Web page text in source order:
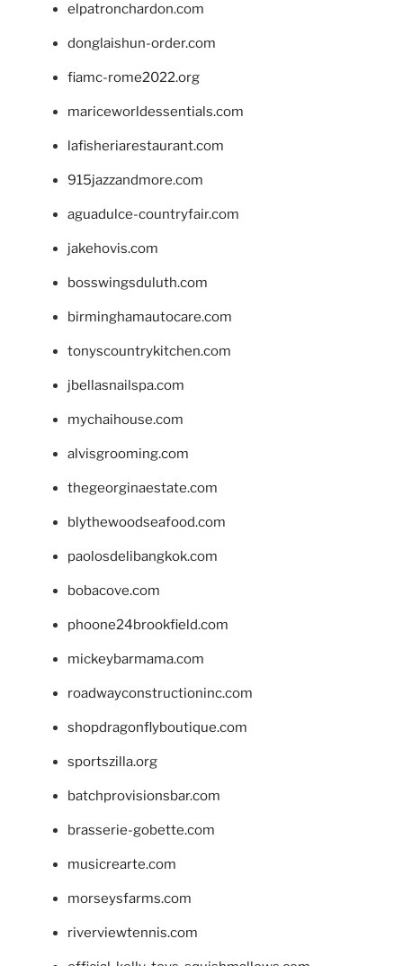
elpatronchardon.com
donglaishun-order.com
fiamc-rome2022.org
mariceworldessentials.com
lafisheriarestaurant.com
915jazzandmore.com
aguadulce-countryfair.com
jakehovis.com
bosswingsduluth.com
birminghamautocare.com
tonyscountrykitchen.com
jbellasnailspa.com
mychaihouse.com
alvisgrooming.com
thegeorginaestate.com
blythewoodseafood.com
paolosdelibangkok.com
bobacove.com
phoone24brookfield.com
mickeybarmama.com
roadwayconstructioninc.com
shopdragonflyboutique.com
sportszilla.org
batchprovisionsbar.com
brasserie-gobette.com
musicrearte.com
morseysfarms.com
riverviewtennis.com